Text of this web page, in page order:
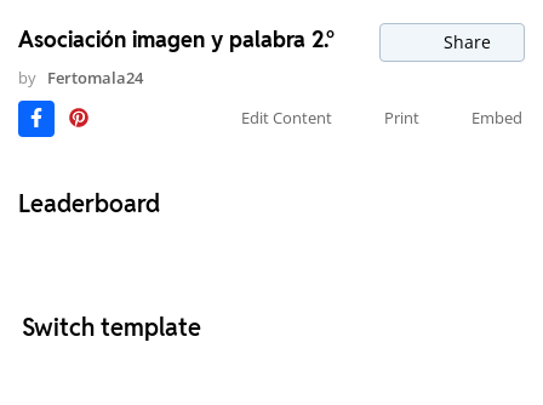
Asociación imagen y palabra 2.° Share
by Fertomala24
Edit Content
Print Embed
Leaderboard
Switch template